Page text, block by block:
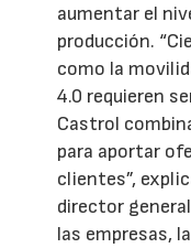
aumentar el
producción.
como la
4.0 requieren
Castrol
para aportar
clientes”,
director
las empresas,